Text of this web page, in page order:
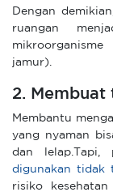
Dengan
ruangan
jamur).
2. Membuat
Membantu
yang nyaman
dan
digunakan tidak
risiko